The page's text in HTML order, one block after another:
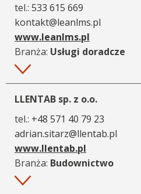
tel.: 533 615 669
kontakt@leanlms.pl
www.leanlms.pl
Branża: Usługi doradcze
Więcej
LLENTAB sp. z o.o.
tel.: +48 571 40 79 23
adrian.sitarz@llentab.pl
www.llentab.pl
Branża: Budownictwo
Więcej